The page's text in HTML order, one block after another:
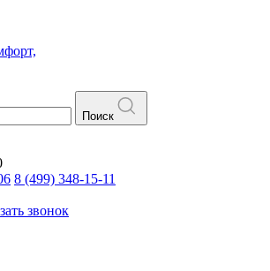
Поиск
8 (499) 348-15-11
звонок